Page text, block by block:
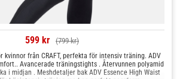
599 kr (799 kr)
kvinnor från CRAFT, perfekta för intensiv träning. ADV
Avancerade träningstights . Återvunnen polyamid
i midjan . Meshdetaljer bak ADV Essence High Waist